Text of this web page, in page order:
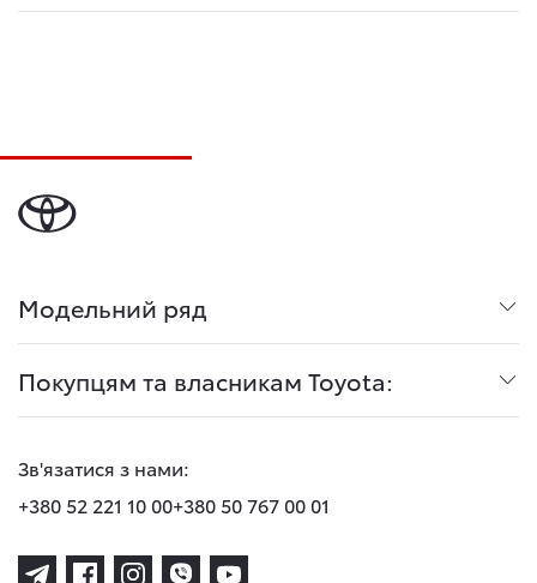
Модельний ряд
Покупцям та власникам Toyota:
Зв'язатися з нами:
+380 52 221 10 00+380 50 767 00 01